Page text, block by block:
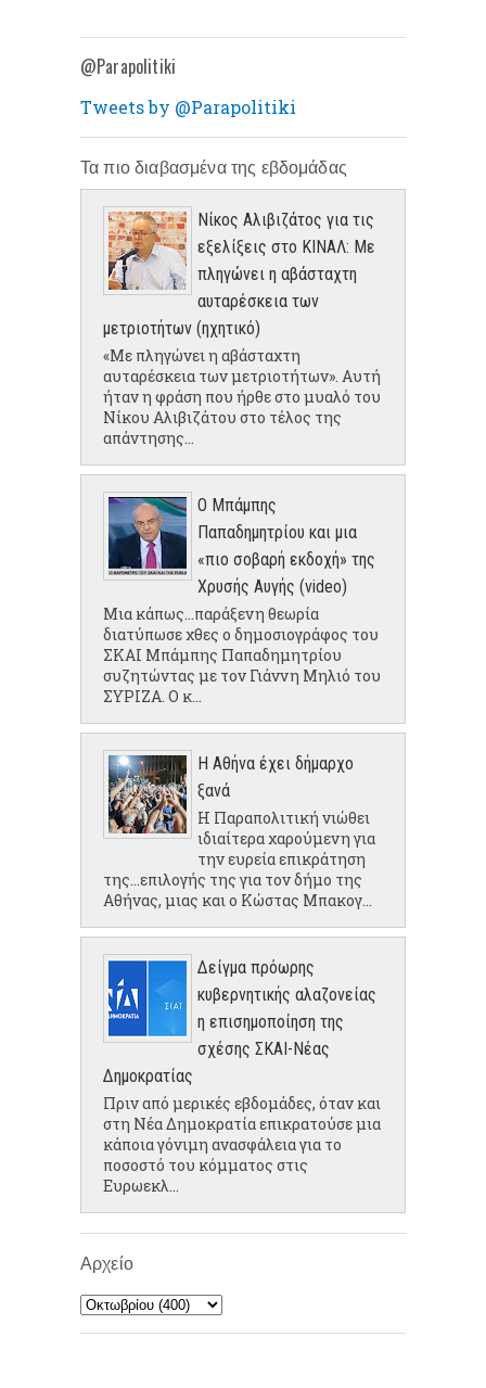
@Parapolitiki
Tweets by @Parapolitiki
Τα πιο διαβασμένα της εβδομάδας
Νίκος Αλιβιζάτος για τις
εξελίξεις στο ΚΙΝΑΛ: Με
πληγώνει η αβάσταχτη
αυταρέσκεια των
μετριοτήτων (ηχητικό)
«Με πληγώνει η αβάσταχτη
αυταρέσκεια των μετριοτήτων». Αυτή
ήταν η φράση που ήρθε στο μυαλό του
Νίκου Αλιβιζάτου στο τέλος της
απάντησης...
Ο Μπάμπης
Παπαδημητρίου και μια
«πιο σοβαρή εκδοχή» της
Χρυσής Αυγής (video)
Μια κάπως...παράξενη θεωρία
διατύπωσε χθες ο δημοσιογράφος του
ΣΚΑΙ Μπάμπης Παπαδημητρίου
συζητώντας με τον Γιάννη Μηλιό του
ΣΥΡΙΖΑ. Ο κ...
Η Αθήνα έχει δήμαρχο
ξανά
Η Παραπολιτική νιώθει
ιδιαίτερα χαρούμενη για
την ευρεία επικράτηση
της...επιλογής της για τον δήμο της
Αθήνας, μιας και ο Κώστας Μπακογ...
Δείγμα πρόωρης
κυβερνητικής αλαζονείας
η επισημοποίηση της
σχέσης ΣΚΑΙ-Νέας
Δημοκρατίας
Πριν από μερικές εβδομάδες, όταν και
στη Νέα Δημοκρατία επικρατούσε μια
κάποια γόνιμη ανασφάλεια για το
ποσοστό του κόμματος στις
Ευρωεκλ...
Αρχείο